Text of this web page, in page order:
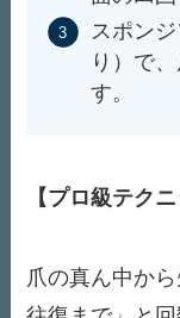
スポン
り）で
す。
【プロ級テク
爪の真ん中か